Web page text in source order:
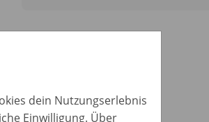
dein Nutzungserlebnis
Einwilligung. Über